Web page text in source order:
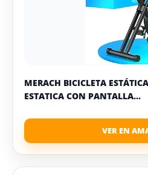
MERACH BICICLETA
ESTATICA CON PANTALLA...